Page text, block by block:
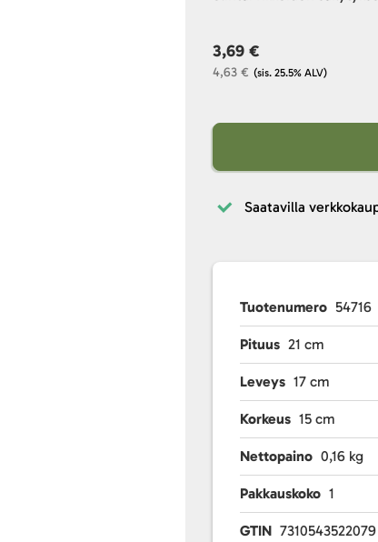
(sis. 25.5% ALV)
4,63 €
3,69 €
Saatavilla
Tuotenumero 54716
Pituus 21 cm
Leveys 17 cm
Korkeus 15 cm
Nettopaino 0,16 kg
Pakkauskoko 1
GTIN 7310543522079